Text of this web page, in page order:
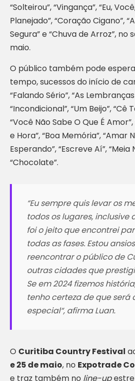
“Solteirou”, “Vingança”, “Eu,
Planejado”, “Coração Cigano”,
Segura” e “Chuva de Arroz”, no
maio.
O público também pode
tempo, sucessos do início de
“Falando Sério”, “As
“Incondicional”, “Um Beijo”, “Cê
“Você Não Sabe O Que É Amor”,
e Hora”, “Boa Memória”, “Amar
Esperando”, “Escreve Aí”, “Meia
“Chocolate”.
“Eu sempre quis levar os
todos os lugares, inclusive
foi o jeito que encontrei
todas as fases. Estou
reencontrar o público de
outras cidades que
Se em 2024 fizemos
tenho certeza de que será
especial“, afirma Luan.
O Curitiba Country Festival
e 25 de maio, no Expotrade
e traz também no line-up